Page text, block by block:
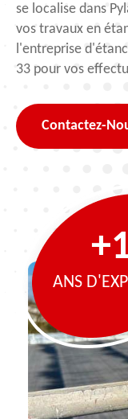
se localise dans
vos travaux en
l'entreprise
33 pour vos
Contactez-
ANS